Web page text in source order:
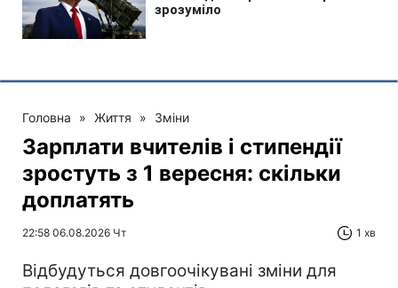
Головна » Життя » Зміни
Зарплати вчителів і стипендії
зростуть з 1 вересня: скільки
доплатять
22:58 06.08.2026 Чт 1 хв
Відбудуться довгоочікувані зміни для